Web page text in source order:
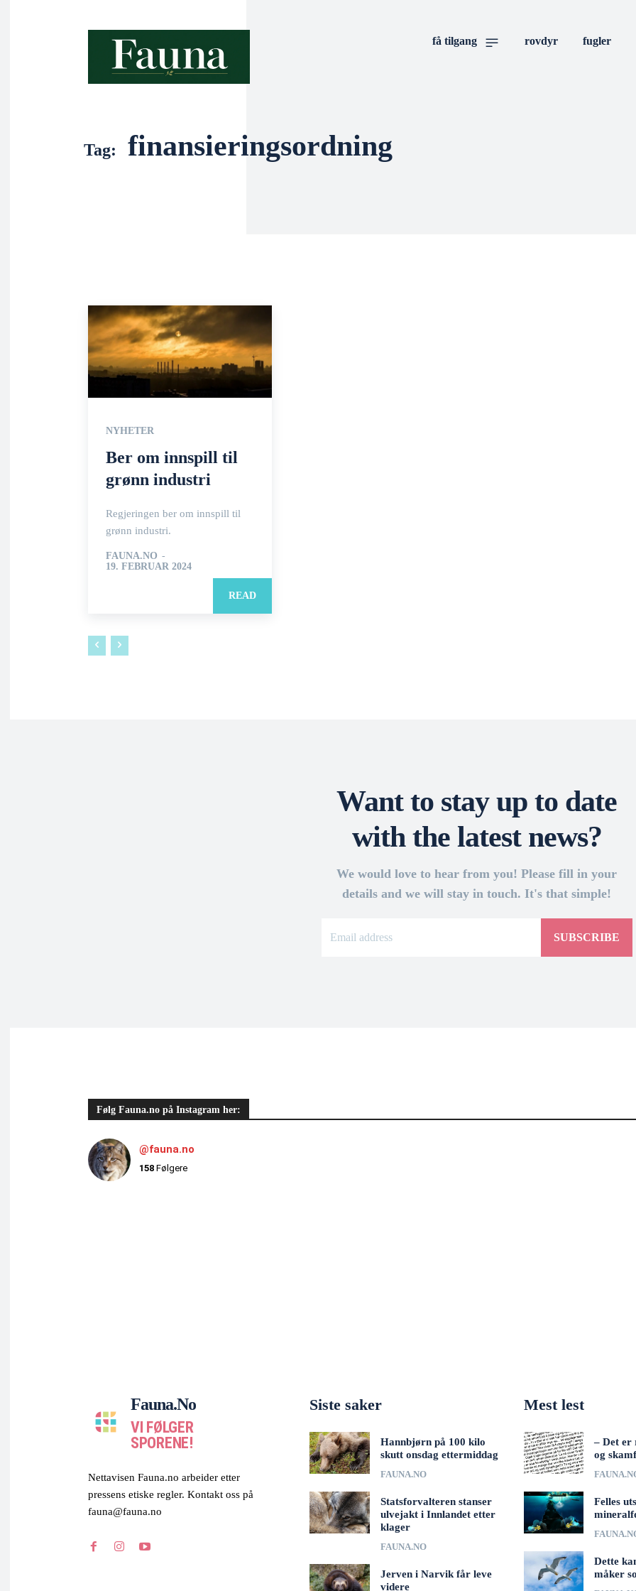
få tilgang rovdyr fugler
Tag: finansieringsordning
NYHETER
Ber om innspill til
grønn industri
Regjeringen ber om innspill til
grønn industri.
FAUNA.NO -
19. FEBRUAR 2024
READ
Want to stay up to date
with the latest news?
We would love to hear from you! Please fill in your
details and we will stay in touch. It's that simple!
SUBSCRIBE
Følg Fauna.no på Instagram her:
@fauna.no
158 Følgere
Fauna.no
VI FØLGER
SPORENE!
Nettavisen Fauna.no arbeider etter
pressens etiske regler. Kontakt oss på
fauna@fauna.no
Siste saker
Hannbjørn på 100 kilo
skutt onsdag ettermiddag
FAUNA.NO
Statsforvalteren stanser
ulvejakt i Innlandet etter
klager
FAUNA.NO
Jerven i Narvik får leve
videre
Mest lest
– Det er
og
Felles
Dette
måker